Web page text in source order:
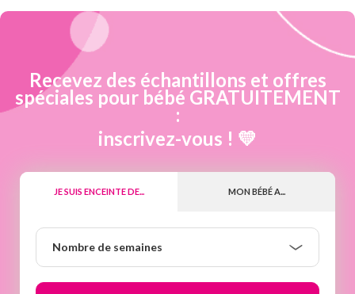
Recevez des échantillons et offres
spéciales pour bébé GRATUITEMENT
:
inscrivez-vous ! 💛
JE SUIS ENCEINTE DE... MON BÉBÉ A...
semaines
Nombre de semaines